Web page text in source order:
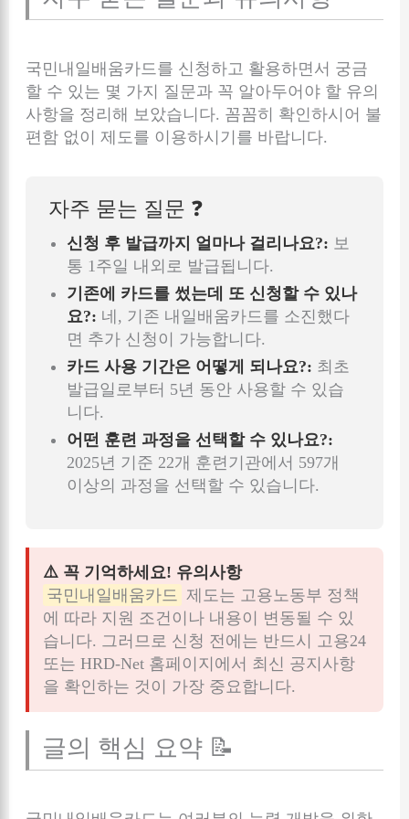
국민내일배움카드를 신청하고 활용하면서 궁금
할 수 있는 몇 가지 질문과 꼭 알아두어야 할 유의
사항을 정리해 보았습니다. 꼼꼼히 확인하시어 불
편함 없이 제도를 이용하시기를 바랍니다.
자주 묻는 질문 ❓
신청 후 발급까지 얼마나 걸리나요?: 보
통 1주일 내외로 발급됩니다.
기존에 카드를 썼는데 또 신청할 수 있나
요?: 네, 기존 내일배움카드를 소진했다
면 추가 신청이 가능합니다.
카드 사용 기간은 어떻게 되나요?: 최초
발급일로부터 5년 동안 사용할 수 있습
니다.
어떤 훈련 과정을 선택할 수 있나요?:
2025년 기준 22개 훈련기관에서 597개
이상의 과정을 선택할 수 있습니다.
⚠️ 꼭 기억하세요! 유의사항
국민내일배움카드 제도는 고용노동부 정책
에 따라 지원 조건이나 내용이 변동될 수 있
습니다. 그러므로 신청 전에는 반드시 고용24
또는 HRD-Net 홈페이지에서 최신 공지사항
을 확인하는 것이 가장 중요합니다.
글의 핵심 요약 📝